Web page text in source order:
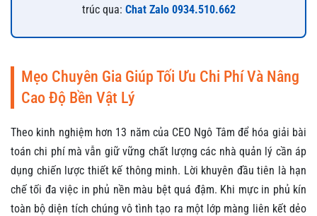
trúc qua: Chat Zalo 0934.510.662
Mẹo Chuyên Gia Giúp Tối Ưu Chi Phí Và Nâng
Cao Độ Bền Vật Lý
Theo kinh nghiệm hơn 13 năm của CEO Ngô Tâm để hóa giải bài
toán chi phí mà vẫn giữ vững chất lượng các nhà quản lý cần áp
dụng chiến lược thiết kế thông minh. Lời khuyên đầu tiên là hạn
chế tối đa việc in phủ nền màu bệt quá đậm. Khi mực in phủ kín
toàn bộ diện tích chúng vô tình tạo ra một lớp màng liên kết dẻo